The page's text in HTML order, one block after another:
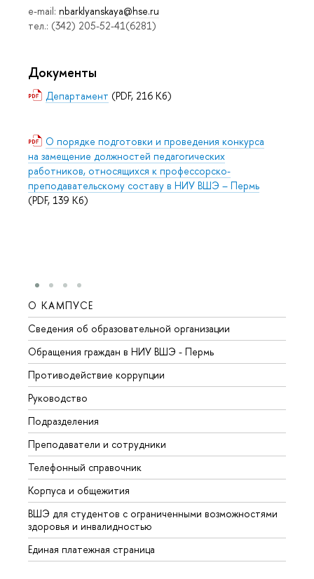
e-mail: nbarklyanskaya@hse.ru
тел.: (342) 205-52-41(6281)
Документы
Департамент (PDF, 216 Кб)
О порядке подготовки и проведения конкурса
на замещение должностей педагогических
работников, относящихся к профессорско-
преподавательскому составу в НИУ ВШЭ – Пермь
(PDF, 139 Кб)
О КАМПУСЕ
Сведения об образовательной организации
Обращения граждан в НИУ ВШЭ - Пермь
Противодействие коррупции
Руководство
Подразделения
Преподаватели и сотрудники
Телефонный справочник
Корпуса и общежития
ВШЭ для студентов с ограниченными возможностями
здоровья и инвалидностью
Единая платежная страница